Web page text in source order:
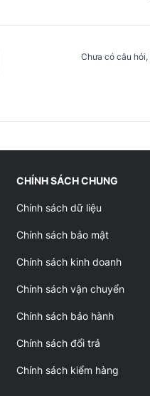
Chưa có câu
CHÍNH SÁCH CHUNG
Chính sách dữ liệu
Chính sách bảo mật
Chính sách kinh doanh
Chính sách vận chuyển
Chính sách bảo hành
Chính sách đổi trả
Chính sách kiểm hàng